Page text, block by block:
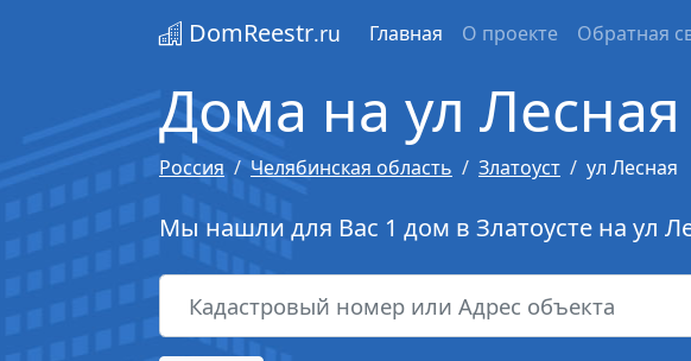
DomReestr.ru Главная О проекте Обратная
Дома на ул Лесная
Россия Челябинская область Златоуст ул Лесная
Мы нашли для Вас 1 дом в Златоусте на ул